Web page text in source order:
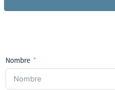
Nombre